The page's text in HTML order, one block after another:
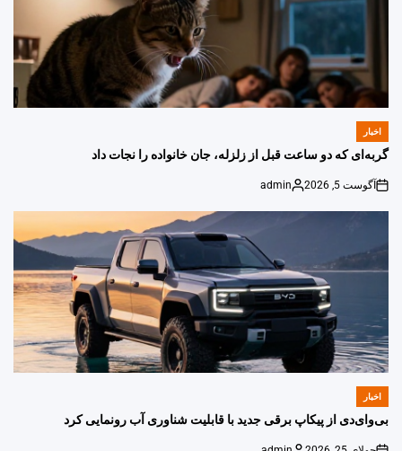
POSTED
IN
اخبار
گربه‌ای که دو ساعت قبل از زلزله، جان خانواده را نجات داد
on
آگوست 5, 2026
Posted
admin
POSTED
اخبار
بی‌وای‌دی از پیکاپ برقی جدید با قابلیت شناوری آب رونمایی کرد